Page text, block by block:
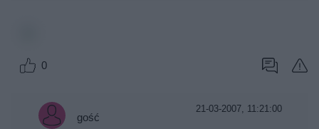
0
gość
21-03-2007, 11:21:00